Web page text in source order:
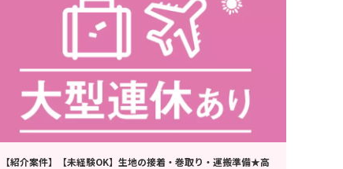
【紹介案件】【未経験OK】生地の接着・巻取り・運搬準備★高